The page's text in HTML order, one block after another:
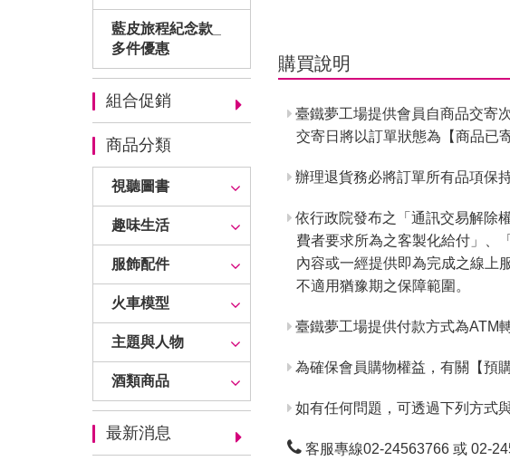
藍皮旅程紀念款_
多件優惠
組合促銷
商品分類
視聽圖書
趣味生活
服飾配件
火車模型
主題與人物
酒類商品
最新消息
購買說明
臺鐵夢工場提供會員自商品交寄
交寄日將以訂單狀態為【商品已
辦理退貨務必將訂單所有品項保
依行政院發布之「通訊交易解除
費者要求所為之客製化給付」、
內容或一經提供即為完成之線上
不適用猶豫期之保障範圍。
臺鐵夢工場提供付款方式為ATM
為確保會員購物權益，有關【預
如有任何問題，可透過下列方式
客服專線02-24563766 或 02-